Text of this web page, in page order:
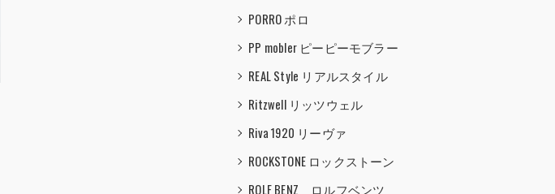
PORRO ポロ
PP mobler ピーピーモブラー
REAL Style リアルスタイル
Ritzwell リッツウェル
Riva 1920 リーヴァ
ROCKSTONE ロックストーン
ROLF BENZ ロルフベンツ